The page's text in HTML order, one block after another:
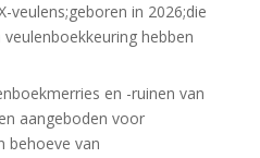
veulens;geboren in 2026;die
hebben
en -ruinen van
aangeboden voor
behoeve van